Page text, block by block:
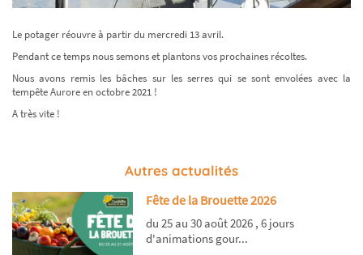
Le potager réouvre à partir du mercredi 13 avril.
Pendant ce temps nous semons et plantons vos prochaines récoltes.
Nous avons remis les bâches sur les serres qui se sont envolées avec la
tempête Aurore en octobre 2021 !
A très vite !
Autres actualités
Fête de la Brouette 2026
du 25 au 30 août 2026 , 6 jours
d'animations gour...